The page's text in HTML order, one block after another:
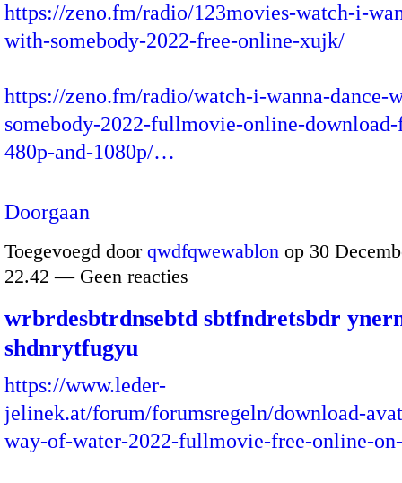
https://zeno.fm/radio/123movies-watch-i-
with-somebody-2022-free-online-xujk/
https://zeno.fm/radio/watch-i-wanna-dance-
somebody-2022-fullmovie-online-
480p-and-1080p/…
Doorgaan
Toegevoegd door qwdfqwewablon op 30
22.42 — Geen reacties
wrbrdesbtrdnsebtd sbtfndretsbdr
shdnrytfugyu
https://www.leder-
jelinek.at/forum/forumsregeln/download-
way-of-water-2022-fullmovie-free-online-